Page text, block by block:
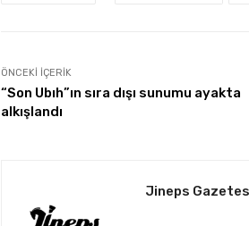
ÖNCEKI İÇERIK
“Son Ubıh”ın sıra dışı sunumu ayakta
alkışlandı
Jineps